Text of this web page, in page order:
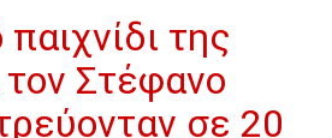
της
τον Στέφανο
σε 20